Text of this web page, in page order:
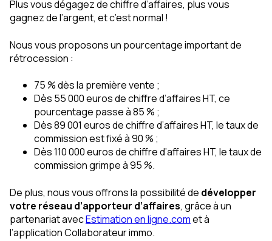
Plus vous dégagez de chiffre d’affaires, plus vous
gagnez de l’argent, et c’est normal !
Nous vous proposons un pourcentage important de
rétrocession :
75 % dès la première vente ;
Dès 55 000 euros de chiffre d’affaires HT, ce
pourcentage passe à 85 % ;
Dès 89 001 euros de chiffre d’affaires HT, le taux de
commission est fixé à 90 % ;
Dès 110 000 euros de chiffre d’affaires HT, le taux de
commission grimpe à 95 %.
De plus, nous vous offrons la possibilité de développer
votre réseau d’apporteur d’affaires, grâce à un
partenariat avecEstimation en ligne.comet à
l’application Collaborateur immo.